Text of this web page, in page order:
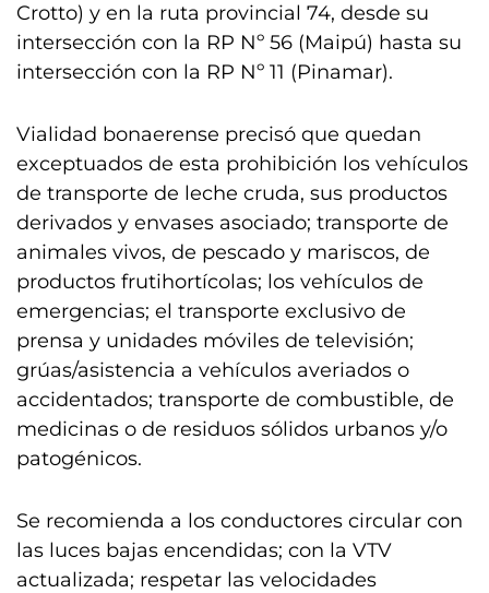
Crotto) y en la ruta provincial 74, desde su
intersección con la RP Nº 56 (Maipú) hasta su
intersección con la RP Nº 11 (Pinamar).
Vialidad bonaerense precisó que quedan
exceptuados de esta prohibición los vehículos
de transporte de leche cruda, sus productos
derivados y envases asociado; transporte de
animales vivos, de pescado y mariscos, de
productos frutihortícolas; los vehículos de
emergencias; el transporte exclusivo de
prensa y unidades móviles de televisión;
grúas/asistencia a vehículos averiados o
accidentados; transporte de combustible, de
medicinas o de residuos sólidos urbanos y/o
patogénicos.
Se recomienda a los conductores circular con
las luces bajas encendidas; con la VTV
actualizada; respetar las velocidades